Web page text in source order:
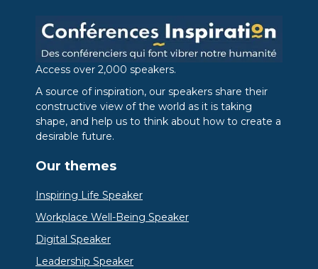
Access over 2,000 speakers.
A source of inspiration, our speakers share their
constructive view of the world as it is taking
shape, and help us to think about how to create a
desirable future.
Our themes
Inspiring Life Speaker
Workplace Well-Being Speaker
Digital Speaker
Leadership Speaker